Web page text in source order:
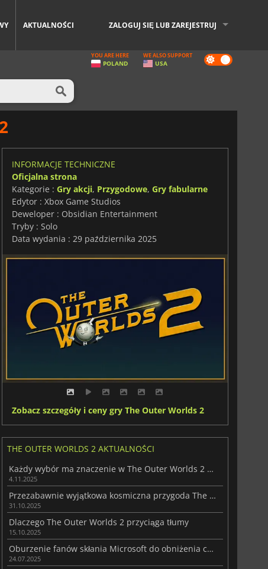
AKTUALNOŚCI ZALOGUJ SIĘ LUB ZAREJESTRUJ
Dark
mode
YOU ARE HERE
POLAND
WE ALSO SUPPORT
USA
INFORMACJE TECHNICZNE
Oficjalna strona
Kategorie : Gry akcji, Przygodowe, Gry fabularne
Edytor : Xbox Game Studios
Deweloper : Obsidian Entertainment
Tryby : Solo
Data wydania : 29 października 2025
Zobacz szczegóły i ceny gry The Outer Worlds 2
THE OUTER WORLDS 2 AKTUALNOŚCI
Każdy wybór ma znaczenie w The Outer Worlds 2 od Obsidian
4.11.2025
Przezabawnie wyjątkowa kosmiczna przygoda The Outer Worlds 2
31.10.2025
Dlaczego The Outer Worlds 2 przyciąga tłumy
15.10.2025
Oburzenie fanów skłania Microsoft do obniżenia ceny The Outer Worlds 2
24.07.2025